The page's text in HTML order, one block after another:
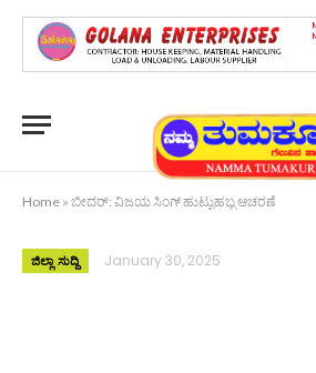
Home » ಬೀದರ್: ವಿಜಯ ಸಿಂಗ್ ಹುಟ್ಟುಹಬ್ಬ ಆಚರಣೆ
ಜಿಲ್ಲಾ ಸುದ್ದಿ January 30, 2025